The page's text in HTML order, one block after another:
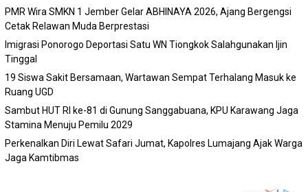
PMR Wira SMKN 1 Jember Gelar ABHINAYA 2026, Ajang Bergengsi
Cetak Relawan Muda Berprestasi
Imigrasi Ponorogo Deportasi Satu WN Tiongkok Salahgunakan Ijin
Tinggal
19 Siswa Sakit Bersamaan, Wartawan Sempat Terhalang Masuk ke
Ruang UGD
Sambut HUT RI ke-81 di Gunung Sanggabuana, KPU Karawang Jaga
Stamina Menuju Pemilu 2029
Perkenalkan Diri Lewat Safari Jumat, Kapolres Lumajang Ajak Warga
Jaga Kamtibmas